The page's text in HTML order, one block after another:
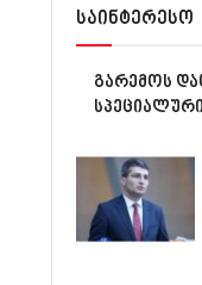
საინტერესო
გარემოს